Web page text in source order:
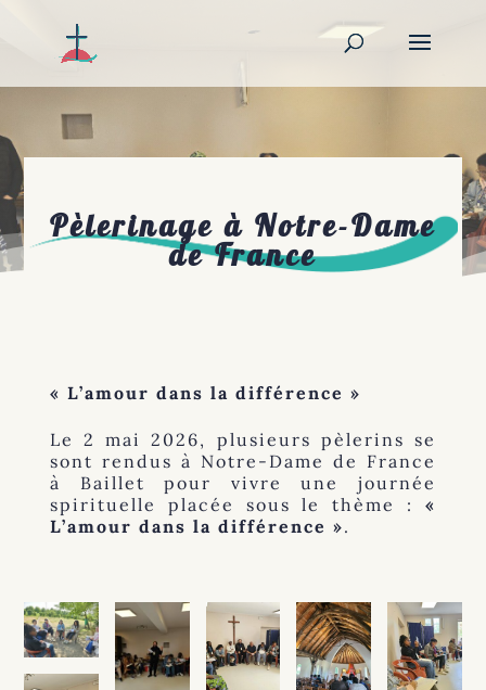
Pèlerinage à Notre-Dame
de France
« L’amour dans la différence »
Le 2 mai 2026, plusieurs pèlerins se
sont rendus à Notre-Dame de France
à Baillet pour vivre une journée
spirituelle placée sous le thème : «
L’amour dans la différence ».